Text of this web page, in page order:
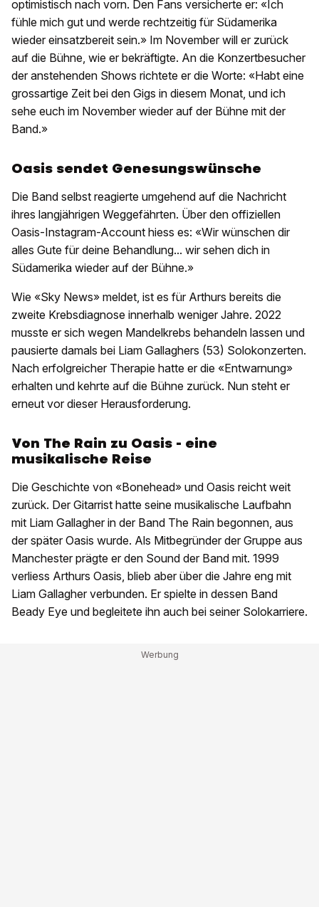
optimistisch nach vorn. Den Fans versicherte er: «Ich
fühle mich gut und werde rechtzeitig für Südamerika
wieder einsatzbereit sein.» Im November will er zurück
auf die Bühne, wie er bekräftigte. An die Konzertbesucher
der anstehenden Shows richtete er die Worte: «Habt eine
grossartige Zeit bei den Gigs in diesem Monat, und ich
sehe euch im November wieder auf der Bühne mit der
Band.»
Oasis sendet Genesungswünsche
Die Band selbst reagierte umgehend auf die Nachricht
ihres langjährigen Weggefährten. Über den offiziellen
Oasis-Instagram-Account hiess es: «Wir wünschen dir
alles Gute für deine Behandlung... wir sehen dich in
Südamerika wieder auf der Bühne.»
Wie «Sky News» meldet, ist es für Arthurs bereits die
zweite Krebsdiagnose innerhalb weniger Jahre. 2022
musste er sich wegen Mandelkrebs behandeln lassen und
pausierte damals bei Liam Gallaghers (53) Solokonzerten.
Nach erfolgreicher Therapie hatte er die «Entwarnung»
erhalten und kehrte auf die Bühne zurück. Nun steht er
erneut vor dieser Herausforderung.
Von The Rain zu Oasis - eine
musikalische Reise
Die Geschichte von «Bonehead» und Oasis reicht weit
zurück. Der Gitarrist hatte seine musikalische Laufbahn
mit Liam Gallagher in der Band The Rain begonnen, aus
der später Oasis wurde. Als Mitbegründer der Gruppe aus
Manchester prägte er den Sound der Band mit. 1999
verliess Arthurs Oasis, blieb aber über die Jahre eng mit
Liam Gallagher verbunden. Er spielte in dessen Band
Beady Eye und begleitete ihn auch bei seiner Solokarriere.